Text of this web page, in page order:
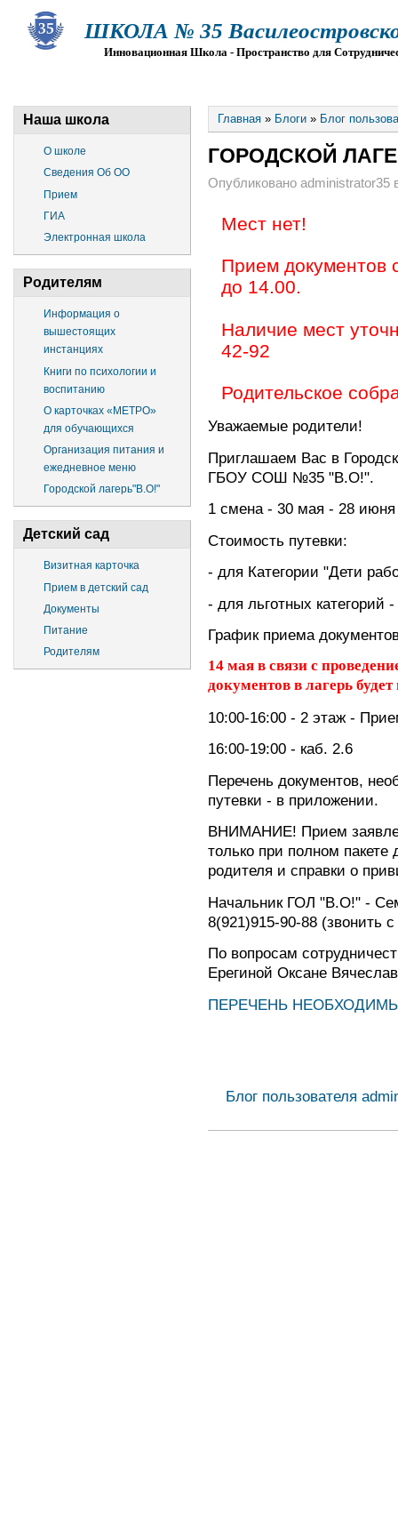
ШКОЛА № 35
Инновационная Школа - Пространство для
Наша школа
О школе
Сведения Об ОО
Прием
ГИА
Электронная школа
Родителям
Информация о
вышестоящих
инстанциях
Книги по психологии и
воспитанию
О карточках «МЕТРО»
для обучающихся
Организация питания и
ежедневное меню
Городской лагерь"В.О!"
Детский сад
Визитная карточка
Прием в детский сад
Документы
Питание
Родителям
Главная» Блоги» Блог
ГОРОДСКОЙ
Опубликовано administrator35
Мест нет!
Прием документов
до 14.00.
Наличие мест
42-92
Родительское
Уважаемые родители!
Приглашаем Вас в
ГБОУ СОШ №35 "В.О!".
1 смена - 30 мая - 28 июня
Стоимость путевки:
- для Категории "Дети
- для льготных категорий
График приема
14 мая в связи с
документов в лагерь
10:00-16:00 - 2 этаж -
16:00-19:00 - каб. 2.6
Перечень документов,
путевки - в приложении.
ВНИМАНИЕ! Прием
только при полном
родителя и справки о
Начальник ГОЛ "В.О!" -
8(921)915-90-88 (звонить
По вопросам
Ерегиной Оксане
ПЕРЕЧЕНЬ
Блог пользователя